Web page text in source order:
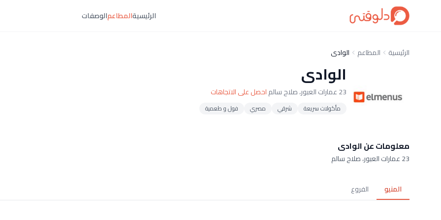
الرئيسيةالمطاعمالوصفات
الرئيسية المطاعم الوادى
الوادى
23 عمارات العبور، صلاح سالم احصل على الاتجاهات
مأكولات سريعة شرقي مصري فول و طعمية
معلومات عن الوادى
23 عمارات العبور، صلاح سالم
المنيو الفروع